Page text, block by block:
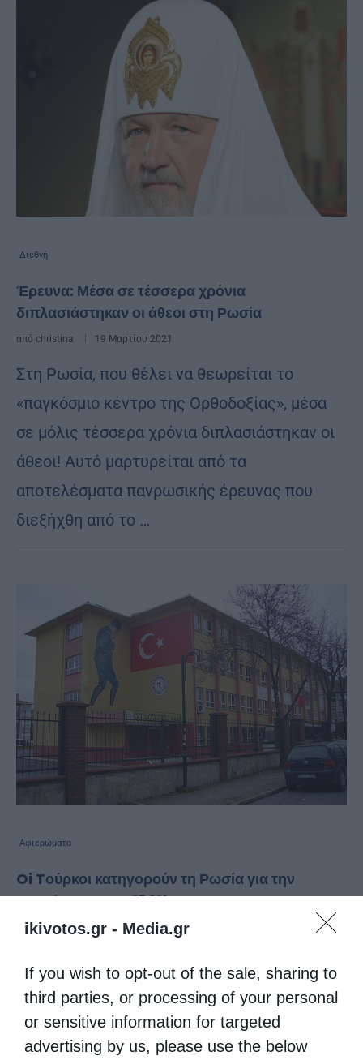
ikivotos.gr - Media.gr
If you wish to opt-out of the sale, sharing to
third parties, or processing of your personal
or sensitive information for targeted
advertising by us, please use the below
Διεθνή
Έρευνα: Μέσα σε τέσσερα χρόνια
διπλασιάστηκαν οι άθεοι στη Ρωσία
από christina 19 Μαρτίου 2021
Στη Ρωσία, που θέλει να θεωρείται το
«παγκόσμιο κέντρο της Ορθοδοξίας», μέσα
σε μόλις τέσσερα χρόνια διπλασιάστηκαν οι
άθεοι! Αυτό μαρτυρείται από τα
αποτελέσματα πανρωσικής έρευνας που
διεξήχθη από το …
Αφιερώματα
Oi Tούρκοι κατηγορούν τη Ρωσία για την
επανάσταση του 1821!
απόchristina 6 Φεβρουαρίου 2021
-Οι Έλληνες , οι οποίοι είχαν περισσότερα
προνόμια απ’ όλους τους χριστιανικούς
λαούς που τελούσαν υπό οθωμανική
κυριαρχία, ζούσαν κυρίως στην Ελλάδα , στην